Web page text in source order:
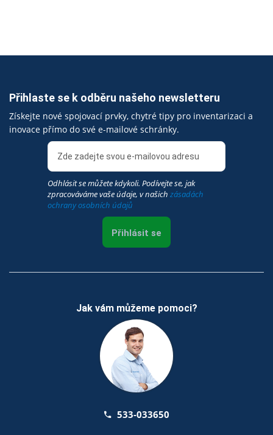
Přihlaste se k odběru našeho newsletteru
Získejte nové spojovací prvky, chytré tipy pro inventarizaci a
inovace přímo do své e-mailové schránky.
Odhlásit se můžete kdykoli. Podívejte se, jak
zpracováváme vaše údaje, v našich zásadách
ochrany osobních údajů
Přihlásit se
Jak vám můžeme pomoci?
533-033650